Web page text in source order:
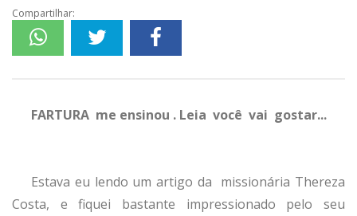
Compartilhar:
FARTURA me ensinou . Leia você vai gostar...
Estava eu lendo um artigo da missionária Thereza
Costa, e fiquei bastante impressionado pelo seu